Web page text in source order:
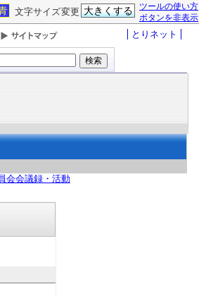
ツールの使い方
ボタンを非表示
文字サイズ変更 大きくする
とりネット
会会議録・活動